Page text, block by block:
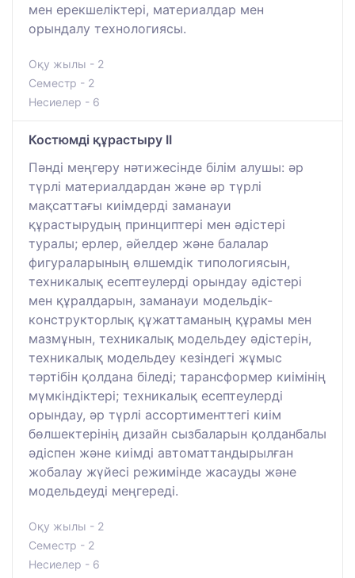
мен ерекшеліктері, материалдар мен
орындалу технологиясы.
Оқу жылы - 2
Семестр - 2
Несиелер - 6
Костюмді құрастыру II
Пәнді меңгеру нәтижесінде білім алушы: әр
түрлі материалдардан және әр түрлі
мақсаттағы киімдерді заманауи
құрастырудың принциптері мен әдістері
туралы; ерлер, әйелдер және балалар
фигураларының өлшемдік типологиясын,
техникалық есептеулерді орындау әдістері
мен құралдарын, заманауи модельдік-
конструкторлық құжаттаманың құрамы мен
мазмұнын, техникалық модельдеу әдістерін,
техникалық модельдеу кезіндегі жұмыс
тәртібін қолдана біледі; тарансформер киімінің
мүмкіндіктері; техникалық есептеулерді
орындау, әр түрлі ассортименттегі киім
бөлшектерінің дизайн сызбаларын қолданбалы
әдіспен және киімді автоматтандырылған
жобалау жүйесі режимінде жасауды және
модельдеуді меңгереді.
Оқу жылы - 2
Семестр - 2
Несиелер - 6